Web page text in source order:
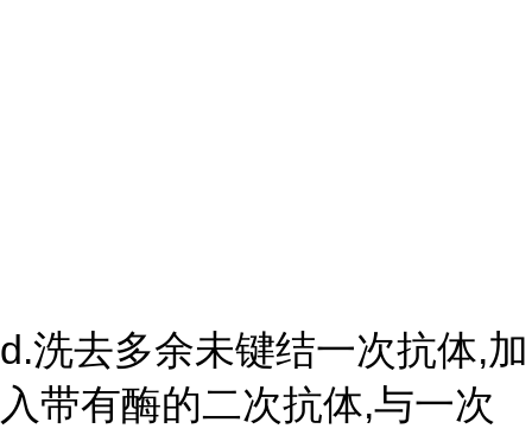
d.洗去多余未键结一次抗体,加
入带有酶的二次抗体,与一次